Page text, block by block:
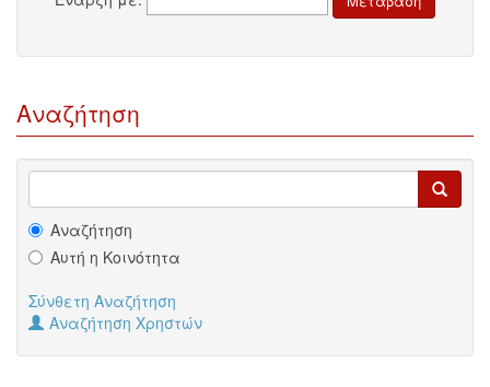
Αναζήτηση
Αναζήτηση
Αυτή η Κοινότητα
Σύνθετη Αναζήτηση
Αναζήτηση Χρηστών